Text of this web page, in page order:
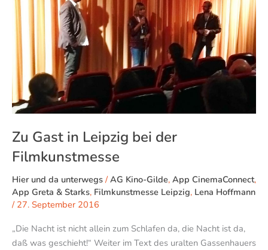
Zu Gast in Leipzig bei der
Filmkunstmesse
Hier und da unterwegs /AG Kino-Gilde, App CinemaConnect,
App Greta & Starks, Filmkunstmesse Leipzig, Lena Hoffmann
/ 27. September 2016
„Die Nacht ist nicht allein zum Schlafen da, die Nacht ist da,
daß was geschieht!“ Weiter im Text des uralten Gassenhauers
Leipzig
bei
der
Filmkunstmesse